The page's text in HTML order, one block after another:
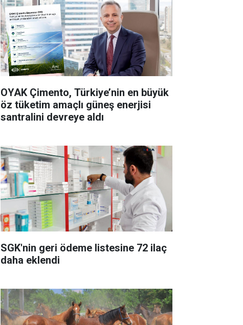
OYAK Çimento, Türkiye’nin en büyük
öz tüketim amaçlı güneş enerjisi
santralini devreye aldı
SGK'nin geri ödeme listesine 72 ilaç
daha eklendi